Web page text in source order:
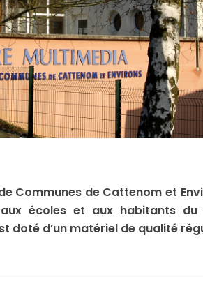
Communes de Cattenom et
écoles et aux habitants
doté d’un matériel de qualité